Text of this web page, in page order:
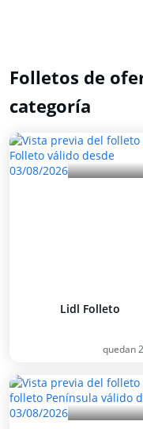
Folletos de
categoría
Lidl Folleto
quedan